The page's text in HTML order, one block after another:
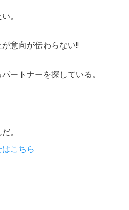
。
意向が伝わらない!!
ートナーを探している。
。
こちら